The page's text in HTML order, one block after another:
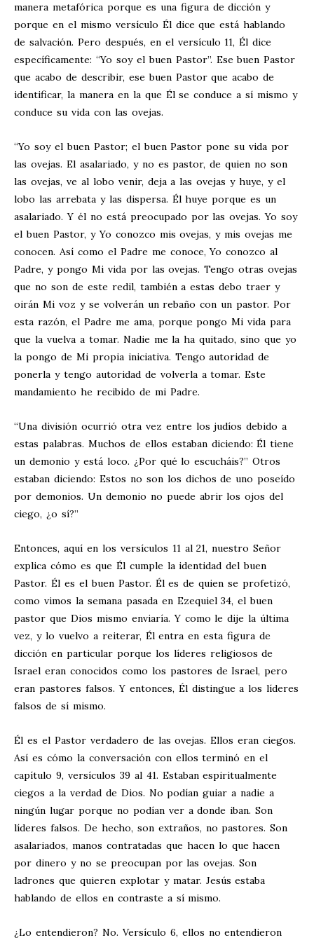
manera metafórica porque es una figura de dicción y
porque en el mismo versículo Él dice que está hablando
de salvación. Pero después, en el versículo 11, Él dice
específicamente: “Yo soy el buen Pastor”. Ese buen Pastor
que acabo de describir, ese buen Pastor que acabo de
identificar, la manera en la que Él se conduce a sí mismo y
conduce su vida con las ovejas.
“Yo soy el buen Pastor; el buen Pastor pone su vida por
las ovejas. El asalariado, y no es pastor, de quien no son
las ovejas, ve al lobo venir, deja a las ovejas y huye, y el
lobo las arrebata y las dispersa. Él huye porque es un
asalariado. Y él no está preocupado por las ovejas. Yo soy
el buen Pastor, y Yo conozco mis ovejas, y mis ovejas me
conocen. Así como el Padre me conoce, Yo conozco al
Padre, y pongo Mi vida por las ovejas. Tengo otras ovejas
que no son de este redil, también a estas debo traer y
oirán Mi voz y se volverán un rebaño con un pastor. Por
esta razón, el Padre me ama, porque pongo Mi vida para
que la vuelva a tomar. Nadie me la ha quitado, sino que yo
la pongo de Mi propia iniciativa. Tengo autoridad de
ponerla y tengo autoridad de volverla a tomar. Este
mandamiento he recibido de mi Padre.
“Una división ocurrió otra vez entre los judíos debido a
estas palabras. Muchos de ellos estaban diciendo: Él tiene
un demonio y está loco. ¿Por qué lo escucháis?” Otros
estaban diciendo: Estos no son los dichos de uno poseído
por demonios. Un demonio no puede abrir los ojos del
ciego, ¿o sí?”
Entonces, aquí en los versículos 11 al 21, nuestro Señor
explica cómo es que Él cumple la identidad del buen
Pastor. Él es el buen Pastor. Él es de quien se profetizó,
como vimos la semana pasada en Ezequiel 34, el buen
pastor que Dios mismo enviaría. Y como le dije la última
vez, y lo vuelvo a reiterar, Él entra en esta figura de
dicción en particular porque los líderes religiosos de
Israel eran conocidos como los pastores de Israel, pero
eran pastores falsos. Y entonces, Él distingue a los líderes
falsos de sí mismo.
Él es el Pastor verdadero de las ovejas. Ellos eran ciegos.
Así es cómo la conversación con ellos terminó en el
capítulo 9, versículos 39 al 41. Estaban espiritualmente
ciegos a la verdad de Dios. No podían guiar a nadie a
ningún lugar porque no podían ver a donde iban. Son
líderes falsos. De hecho, son extraños, no pastores. Son
asalariados, manos contratadas que hacen lo que hacen
por dinero y no se preocupan por las ovejas. Son
ladrones que quieren explotar y matar. Jesús estaba
hablando de ellos en contraste a sí mismo.
¿Lo entendieron? No. Versículo 6, ellos no entendieron